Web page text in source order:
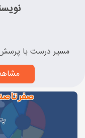
مسیر درست با